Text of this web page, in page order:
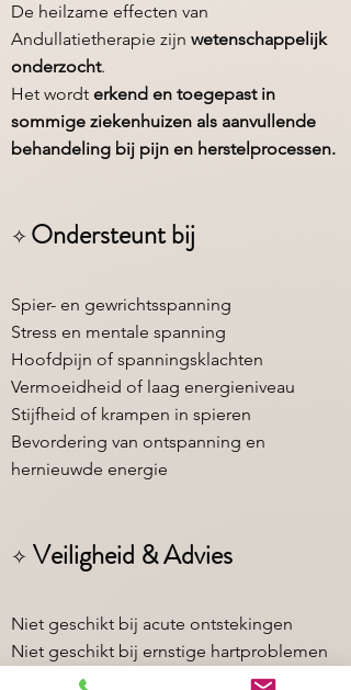
De heilzame effecten van
Andullatietherapie zijn wetenschappelijk
onderzocht.
Het wordt ​ erkend en toegepast in
sommige ziekenhuizen als aanvullende
behandeling bij pijn en herstelprocessen.
✧ Ondersteunt bij​
Spier- en gewrichtsspanning
Stress en mentale spanning
Hoofdpijn of spanningsklachten
Vermoeidheid of laag energieniveau
Stijfheid of krampen in spieren
Bevordering van ontspanning en
hernieuwde energie
✧ Veiligheid & Advies
Niet geschikt bij acute ontstekingen
Niet geschikt bij ernstige hartproblemen
Tijdens zwangerschap alleen na overleg